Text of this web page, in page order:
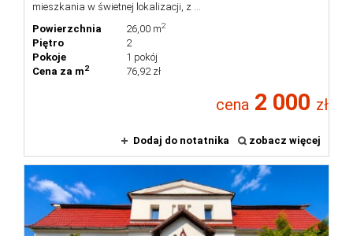
mieszkania w świetnej lokalizacji, z ...
Powierzchnia
26,00 m2
Piętro
2
Pokoje
1 pokój
Cena za m2 76,92 zł
cena 2 000 zł
Dodaj do notatnika zobacz więcej